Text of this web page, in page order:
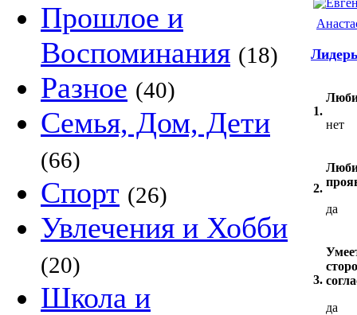
Прошлое и
Воспоминания (18)
Разное (40)
Семья, Дом, Дети
(66)
Спорт (26)
Увлечения и Хобби
(20)
Школа и
1.
нет
2.
да
3.
да